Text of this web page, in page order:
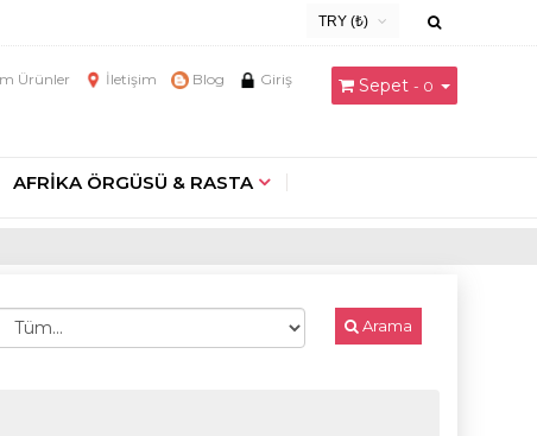
TRY (₺)
EUR (€)Sepet - 0
Ürünler İletişim Blog Giriş
AFRİKA ÖRGÜSÜ & RASTA
Arama